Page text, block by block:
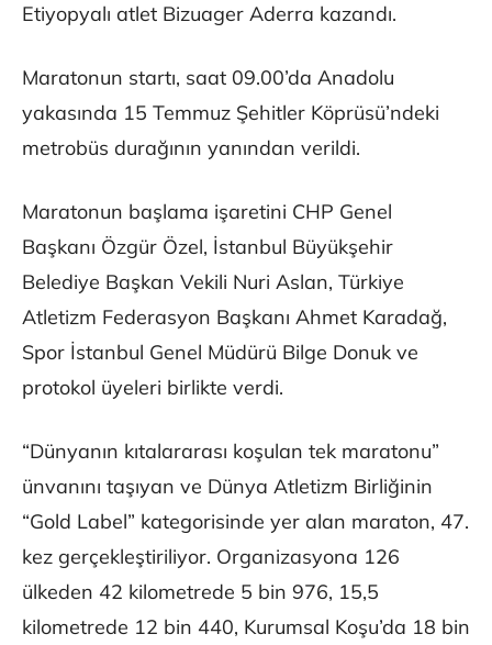
Etiyopyalı atlet Bizuager Aderra kazandı.
Maratonun startı, saat 09.00’da Anadolu
yakasında 15 Temmuz Şehitler Köprüsü’ndeki
metrobüs durağının yanından verildi.
Maratonun başlama işaretini CHP Genel
Başkanı Özgür Özel, İstanbul Büyükşehir
Belediye Başkan Vekili Nuri Aslan, Türkiye
Atletizm Federasyon Başkanı Ahmet Karadağ,
Spor İstanbul Genel Müdürü Bilge Donuk ve
protokol üyeleri birlikte verdi.
“Dünyanın kıtalararası koşulan tek maratonu”
ünvanını taşıyan ve Dünya Atletizm Birliğinin
“Gold Label” kategorisinde yer alan maraton, 47.
kez gerçekleştiriliyor. Organizasyona 126
ülkeden 42 kilometrede 5 bin 976, 15,5
kilometrede 12 bin 440, Kurumsal Koşu’da 18 bin